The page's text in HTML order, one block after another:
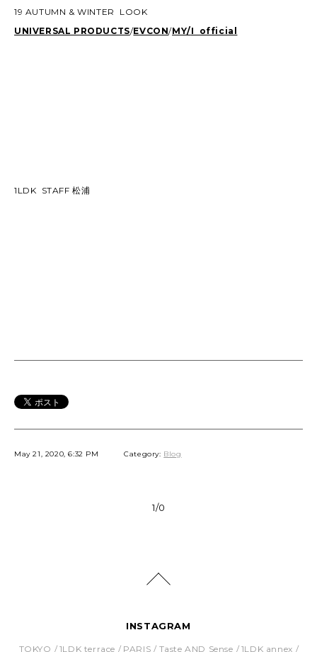
19 AUTUMN & WINTER LOOK
UNIVERSAL PRODUCTS/EVCON/MY/I official
1LDK STAFF 松浦
May 21, 2020, 6:32 PM Category: Blog
1/0
INSTAGRAM
TOKYO 1LDK terrace PARIS Taste AND Sense 1LDK annex